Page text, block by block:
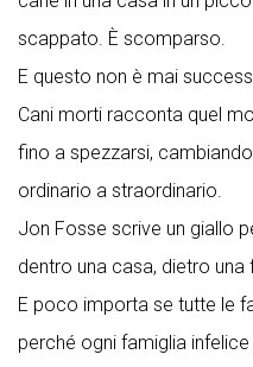
scappato. È scomparso.
E questo non è mai
Cani morti racconta quel
fino a spezzarsi,
ordinario a straordinario.
Jon Fosse scrive un giallo
dentro una casa, dietro una
E poco importa se tutte le
perché ogni famiglia